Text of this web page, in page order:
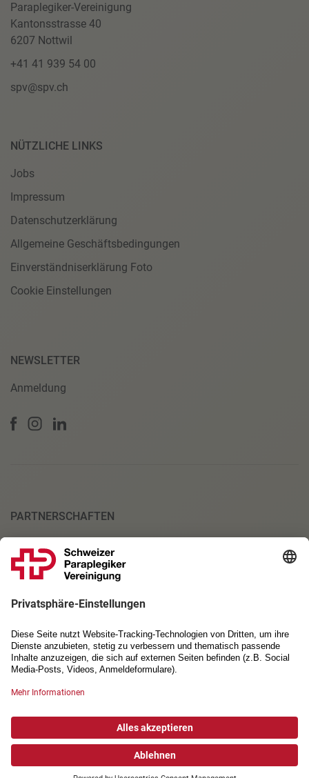
Paraplegiker-Vereinigung
Kantonsstrasse 40
6207 Nottwil
+41 41 939 54 00
spv@spv.ch
NÜTZLICHE LINKS
Jobs
Impressum
Datenschutzerklärung
Allgemeine Geschäftsbedingungen
Einverständniserklärung Foto
Cookie Einstellungen
NEWSLETTER
Anmeldung
PARTNERSCHAFTEN